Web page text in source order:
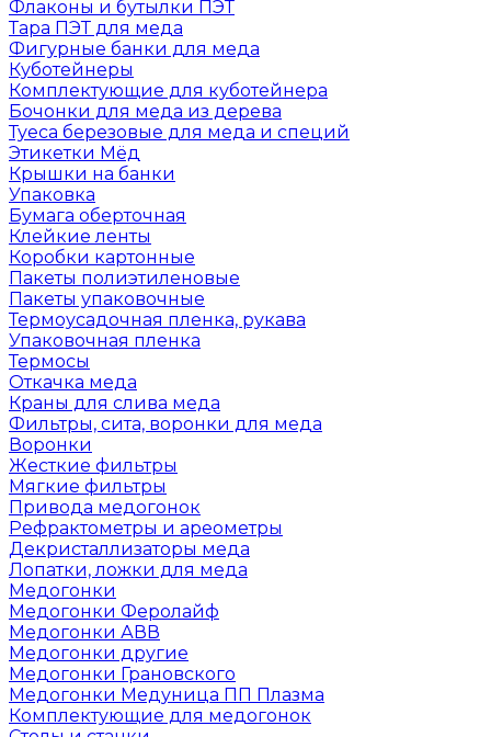
Флаконы и бутылки ПЭТ
Тара ПЭТ для меда
Фигурные банки для меда
Куботейнеры
Комплектующие для куботейнера
Бочонки для меда из дерева
Туеса березовые для меда и специй
Этикетки Мёд
Крышки на банки
Упаковка
Бумага оберточная
Клейкие ленты
Коробки картонные
Пакеты полиэтиленовые
Пакеты упаковочные
Термоусадочная пленка, рукава
Упаковочная пленка
Термосы
Откачка меда
Краны для слива меда
Фильтры, сита, воронки для меда
Воронки
Жесткие фильтры
Мягкие фильтры
Привода медогонок
Рефрактометры и ареометры
Декристаллизаторы меда
Лопатки, ложки для меда
Медогонки
Медогонки Феролайф
Медогонки АВВ
Медогонки другие
Медогонки Грановского
Медогонки Медуница ПП Плазма
Комплектующие для медогонок